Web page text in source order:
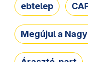
ebtelep
Megújul a